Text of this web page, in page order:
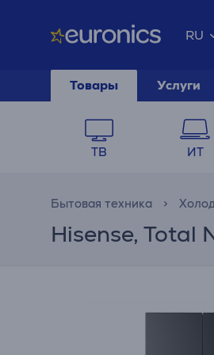
RU
Товары Услуги
ТВ ИТ
Бытовая техника
Hisense, Total